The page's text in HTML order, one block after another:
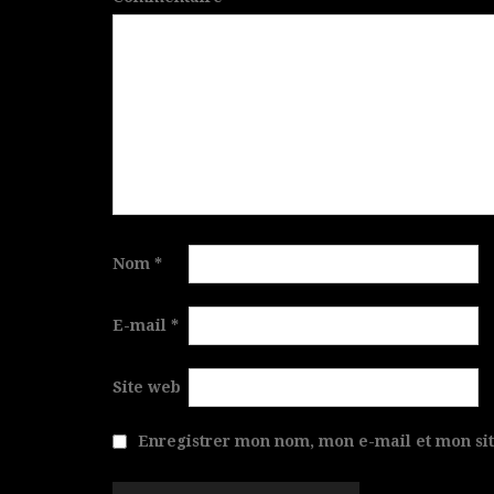
Nom *
E-mail *
Site web
Enregistrer mon nom, mon e-mail et mon